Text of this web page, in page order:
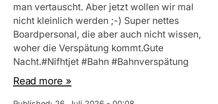
man vertauscht. Aber jetzt wollen wir mal
nicht kleinlich werden ;-) Super nettes
Boardpersonal, die aber auch nicht wissen,
woher die Verspätung kommt.Gute
Nacht.#Nifhtjet #Bahn #Bahnverspätung
Read more »